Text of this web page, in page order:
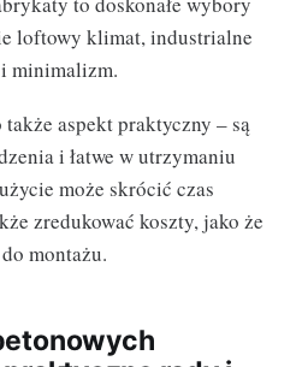
loftowy klimat, industrialne
minimalizm.
aspekt praktyczny – są
i łatwe w utrzymaniu
może skrócić czas
zredukować koszty, jako że
montażu.